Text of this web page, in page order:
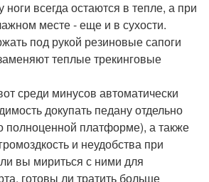
всегда остаются в тепле, а при
месте - еще и в сухости.
под рукой резиновые сапоги
теплые трекинговые
среди минусов автоматически
докупать педану отдельно
полноценной платформе), а также
и неудобства при
вы мириться с ними для
готовы ли тратить больше